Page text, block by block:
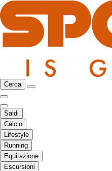
Cerca
Saldi
Calcio
Lifestyle
Running
Equitazione
Escursioni